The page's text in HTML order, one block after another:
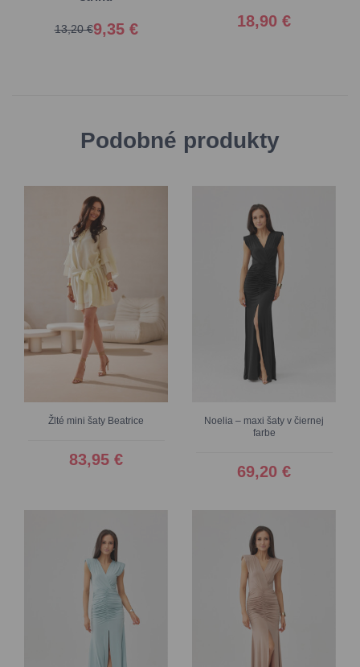
9,35 €
13,20 € 18,90 €
Podobné produkty
Žlté mini šaty Beatrice
83,95 €
Noelia – maxi šaty v čiernej
farbe
69,20 €